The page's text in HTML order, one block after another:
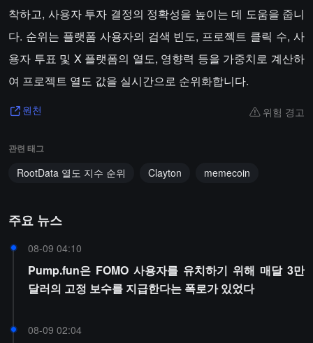
착하고, 사용자 투자 결정의 정확성을 높이는 데 도움을 줍니
다. 순위는 플랫폼 사용자의 검색 빈도, 프로젝트 클릭 수, 사
용자 투표 및 X 플랫폼의 열도, 영향력 등을 가중치로 계산하
여 프로젝트 열도 값을 실시간으로 순위화합니다.
원천 위험 경고
관련 태그
RootData 열도 지수 순위 Clayton memecoin
주요 뉴스
08-09 04:10
Pump.fun은 FOMO 사용자를 유치하기 위해 매달 3만
달러의 고정 보수를 지급한다는 폭로가 있었다
08-09 02:04